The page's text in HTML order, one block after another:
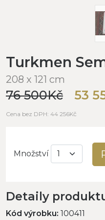
Turkmen
208 x 121 cm
76 500Kč 53
Cena bez DPH: 44 256Kč
Množství
Detaily
Kód výrobku: 100411